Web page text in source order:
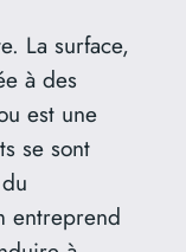
La surface,
à des
est une
se sont
entreprend